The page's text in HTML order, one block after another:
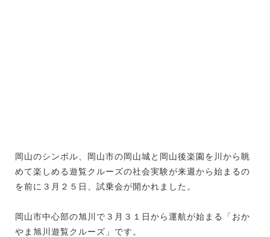
岡山のシンボル、岡山市の岡山城と岡山後楽園を川から眺
めて楽しめる遊覧クルーズの社会実験が来週から始まるの
を前に３月２５日、試乗会が開かれました。
岡山市中心部の旭川で３月３１日から運航が始まる「おか
やま旭川遊覧クルーズ」です。